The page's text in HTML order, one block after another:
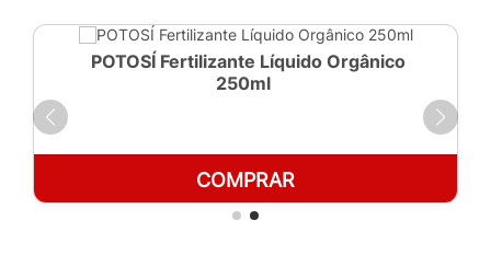
POTOSÍ Fertilizante Líquido Orgânico
250ml
COMPRAR